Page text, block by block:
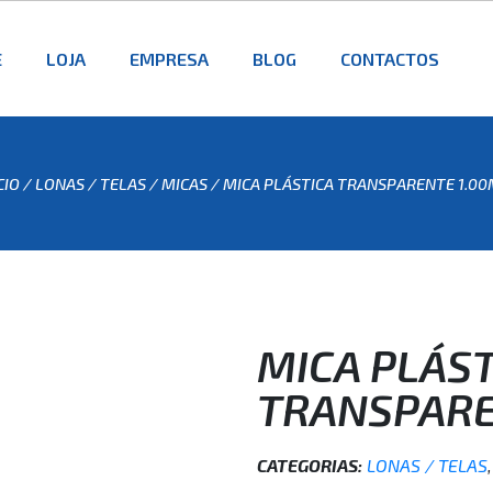
LOJA EMPRESA BLOG CONTACTOS
/ LONAS / TELAS /MICAS / MICA PLÁSTICA TRANSPARENTE
MICA
CATEGORIAS: LONAS / TELAS,